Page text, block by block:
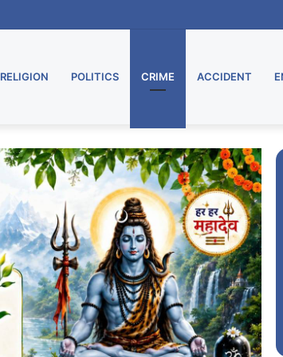
RELIGION POLITICS CRIME ACCIDENT